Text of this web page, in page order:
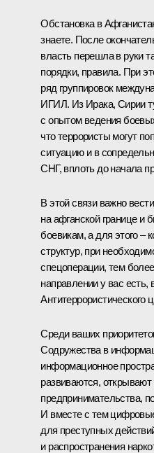
Обстановка в
знаете. После
власть перешла в руки
порядки, правила. При
ряд группировок
ИГИЛ. Из Ирака, Сирии
с опытом ведения
что террористы могут
ситуацию и в
СНГ, вплоть до начала
В этой связи важно
на афганской границе и
боевикам, а для этого –
структур, при
спецоперации, тем
направлении у вас есть,
Антитеррористического
Среди ваших
Содружества в
информационное
развиваются,
предпринимательства,
И вместе с тем
для преступных
и распространения